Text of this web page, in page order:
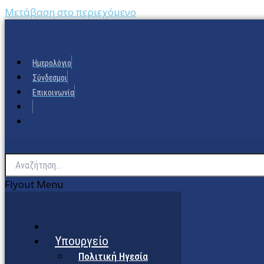
Μετάβαση στο περιεχόμενο
Ημερολόγιο
Σύνδεσμοι
Επικοινωνία
Flyout Menu
Υπουργείο
Πολιτική Ηγεσία